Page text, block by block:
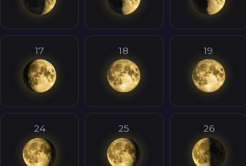
17 18 19
24 25 26